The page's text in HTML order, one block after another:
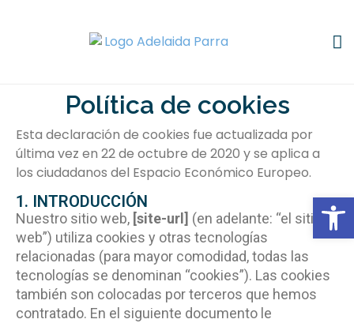
Política de cookies
Esta declaración de cookies fue actualizada por
última vez en 22 de octubre de 2020 y se aplica a
los ciudadanos del Espacio Económico Europeo.
1. INTRODUCCIÓN
Nuestro sitio web, [site-url] (en adelante: “el sitio
web”) utiliza cookies y otras tecnologías
relacionadas (para mayor comodidad, todas las
tecnologías se denominan “cookies”). Las cookies
también son colocadas por terceros que hemos
contratado. En el siguiente documento le